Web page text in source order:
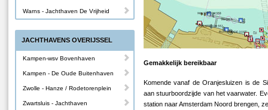
Gemakkelijk bereikbaar
Komende vanaf de Oranjesluizen is de
aan stuurboordzijde van het vaarwater.
station naar Amsterdam Noord brengen,
Warns - Jachthaven De Vrijheid
JACHTHAVENS OVERIJSSEL
Kampen-wsv Bovenhaven
Kampen - De Oude Buitenhaven
Zwolle - Hanze / Rodetorenplein
Zwartsluis - Jachthaven